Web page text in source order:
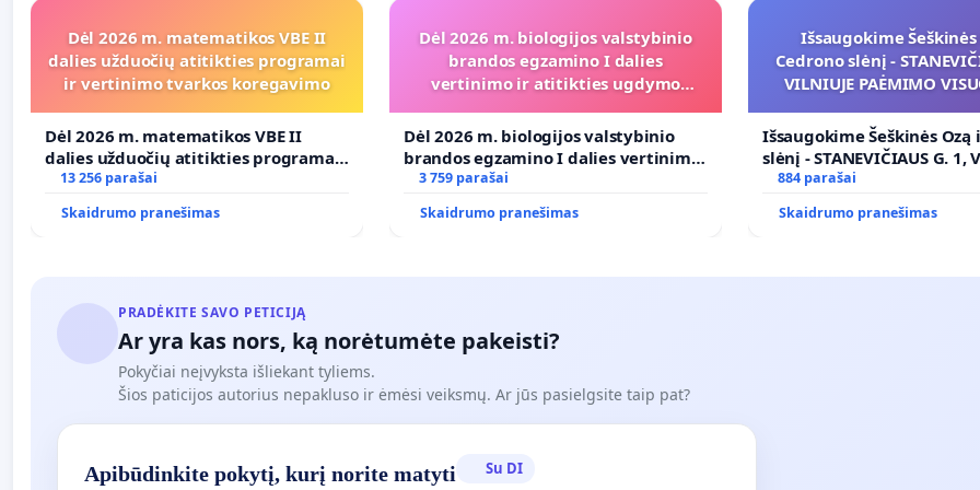
Dėl 2026 m. matematikos VBE II
dalies užduočių atitikties programai
ir vertinimo tvarkos koregavimo
Dėl 2026 m. matematikos VBE II
dalies užduočių atitikties programai
ir vertinimo tvarkos koregavimo
13 256 parašai
Skaidrumo pranešimas
Dėl 2026 m. biologijos valstybinio
brandos egzamino I dalies
vertinimo ir atitikties ugdymo
Dėl 2026 m. biologijos valstybinio
brandos egzamino I dalies vertinimo
ir atitikties ugdymo programai
3 759 parašai
Skaidrumo pranešimas
Išsaugokime
Cedrono slėnį -
VILNIUJE PAĖMIMO
PRITAIKYMO VIEŠAJAI
FUNKCIJAI
Išsaugokime Šeškinės Ozą
slėnį - STANEVIČIAUS G. 1,
PAĖMIMO VISUOMENĖS
VIEŠAJAI ŽELDYNŲ
884 parašai
Skaidrumo pranešimas
PRADĖKITE SAVO PETICIJĄ
Ar yra kas nors, ką norėtumėte pakeisti?
Pokyčiai neįvyksta išliekant tyliems.
Šios paticijos autorius nepakluso ir ėmėsi veiksmų. Ar jūs pasielgsite taip pat?
Apibūdinkite pokytį, kurį norite matyti Su DI